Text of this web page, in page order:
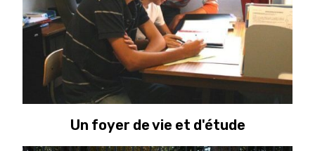
Un foyer de vie et d'étude